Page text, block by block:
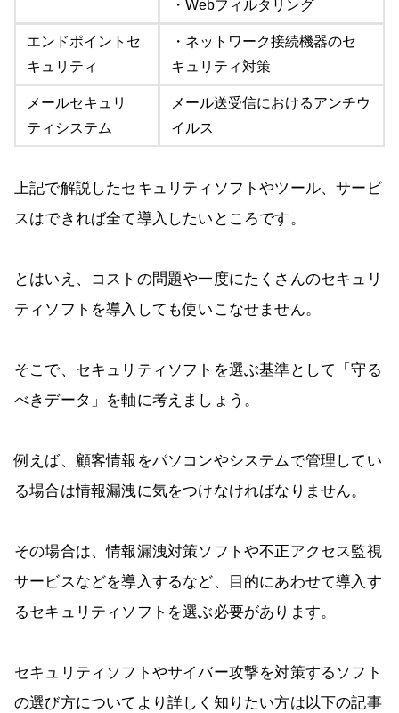
・Webフィルタリング
エンドポイントセ
キュリティ
・ネットワーク接続機器のセ
キュリティ対策
メールセキュリ
ティシステム
メール送受信におけるアンチウ
イルス
上記で解説したセキュリティソフトやツール、サービ
スはできれば全て導入したいところです。
とはいえ、コストの問題や一度にたくさんのセキュリ
ティソフトを導入しても使いこなせません。
そこで、セキュリティソフトを選ぶ基準として「守る
べきデータ」を軸に考えましょう。
例えば、顧客情報をパソコンやシステムで管理してい
る場合は情報漏洩に気をつけなければなりません。
その場合は、情報漏洩対策ソフトや不正アクセス監視
サービスなどを導入するなど、目的にあわせて導入す
るセキュリティソフトを選ぶ必要があります。
セキュリティソフトやサイバー攻撃を対策するソフト
の選び方についてより詳しく知りたい方は以下の記事